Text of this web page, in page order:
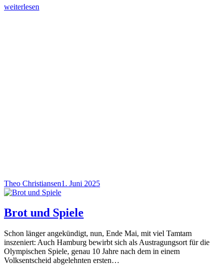
weiterlesen
Theo Christiansen1. Juni 2025
Brot und Spiele
Schon länger angekündigt, nun, Ende Mai, mit viel Tamtam
inszeniert: Auch Hamburg bewirbt sich als Austragungsort für die
Olympischen Spiele, genau 10 Jahre nach dem in einem
Volksentscheid abgelehnten ersten…